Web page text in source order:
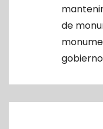
de
gobierno